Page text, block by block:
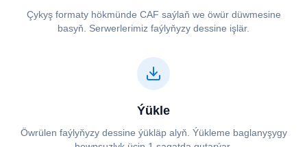
Çykyş formaty hökmünde ⁦⁦CAF⁩⁩ saýlaň we öwür düwmesine
basyň. Serwerlerimiz faýlyňyzy dessine işlär.
Ýükle
Öwrülen faýlyňyzy dessine ýükläp alyň. Ýükleme baglanyşygy